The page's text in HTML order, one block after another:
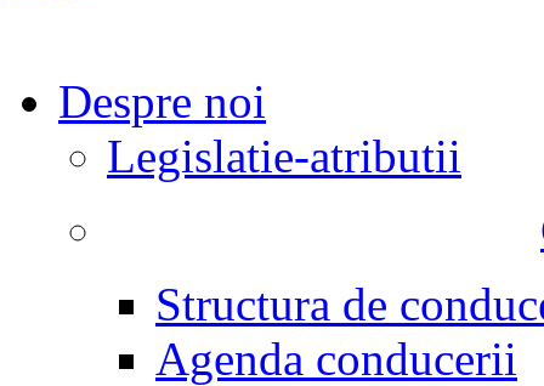
Despre noi
Legislatie-atributii
Structura de
Agenda conducerii